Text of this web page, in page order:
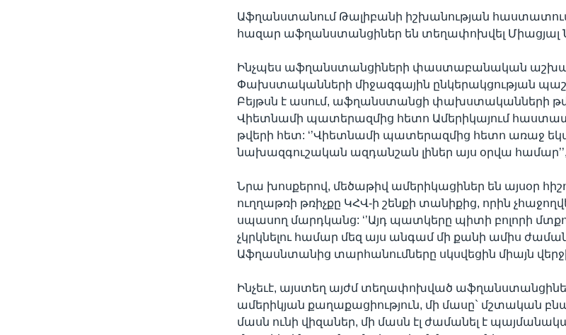
Աֆղանստանում Թալիբանի իշխանության
հազար աֆղանստանցիներ են տեղափոխվել Միացյալ
Ինչպես աֆղանստանցիների փաստաբանական
Փախստականների միջազգային ընկերակցության
Բեյթսն է ասում, աֆղանստանցի փախստականների
Վիետնամի պատերազմից հետո Ամերիկայում
թվերի հետ: ‘’Վիետնամի պատերազմից հետո առաջ
նախազգուշական ազդանշան լիներ այս օրվա
Նրա խոսքերով, մեծաթիվ ամերիկացիներ են այսօր
ուղղաթռի թռիչքը ԿՀՎ-ի շենքի տանիքից, որին
սպասող մարդկանց: ‘’Այդ պատկերը պիտի բոլորի
չկրկնելու համար մեզ այս անգամ մի քանի ամիս
Աֆղասնտանից տարհանումները սկսվեցին միայն
Ինչեւէ, այստեղ այժմ տեղափոխված
ամերիկյան քաղաքացիություն, մի մասը` մշտական
մասն ունի վիզաներ, մի մասն էլ ժամանել է